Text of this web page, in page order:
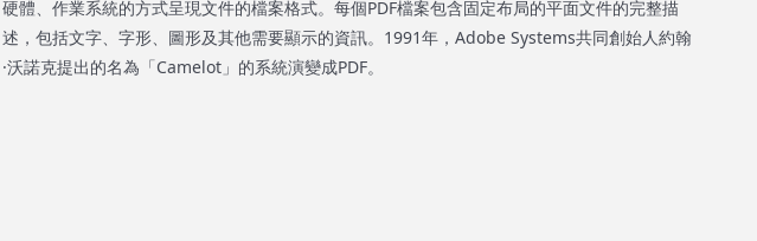
硬體、作業系統的方式呈現文件的檔案格式。每個PDF檔案包含固定布局的平面文件的完整描
述，包括文字、字形、圖形及其他需要顯示的資訊。1991年，Adobe Systems共同創始人約翰
·沃諾克提出的名為「Camelot」的系統演變成PDF。